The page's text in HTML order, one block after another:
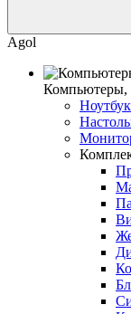
Agol
Компьютеры,